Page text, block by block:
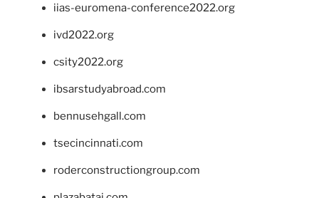
iias-euromena-conference2022.org
ivd2022.org
csity2022.org
ibsarstudyabroad.com
bennusehgall.com
tsecincinnati.com
roderconstructiongroup.com